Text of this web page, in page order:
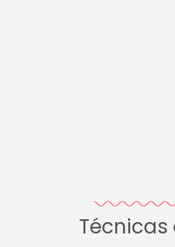
Técnicas